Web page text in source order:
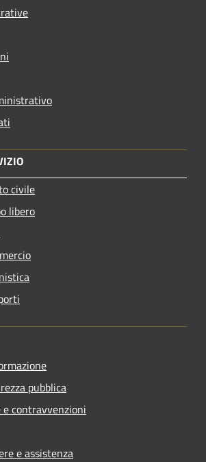
civile
libero
pubblica
contravvenzioni
e assistenza